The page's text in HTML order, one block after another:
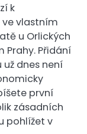
k
vlastním
u Orlických
Prahy. Přidání
dnes není
první
zásadních
pohlížet v